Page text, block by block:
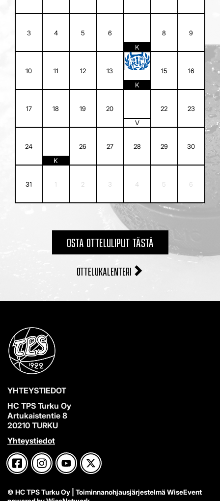
3 4 5 6
K
8 9
10 11 12 13
14
K
15 16
17 18 19 20
V
22 23
24
K
26 27 28 29 30
31 1 2 3 4 5 6
OSTA OTTELULIPUT TÄSTÄ
OTTELUKALENTERI
YHTEYSTIEDOT
HC TPS Turku Oy
Artukaistentie 8
20210 TURKU
Yhteystiedot
© HC TPS Turku Oy | Toiminnanohjausjärjestelmä WiseEvent